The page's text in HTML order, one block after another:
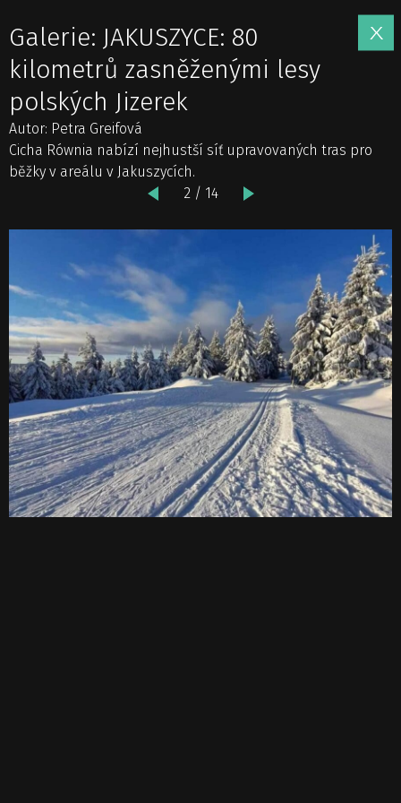
Galerie: JAKUSZYCE: 80
kilometrů zasněženými lesy
polských Jizerek
Autor: Petra Greifová
Cicha Równia nabízí nejhustší síť upravovaných tras pro
běžky v areálu v Jakuszycích.
2 / 14